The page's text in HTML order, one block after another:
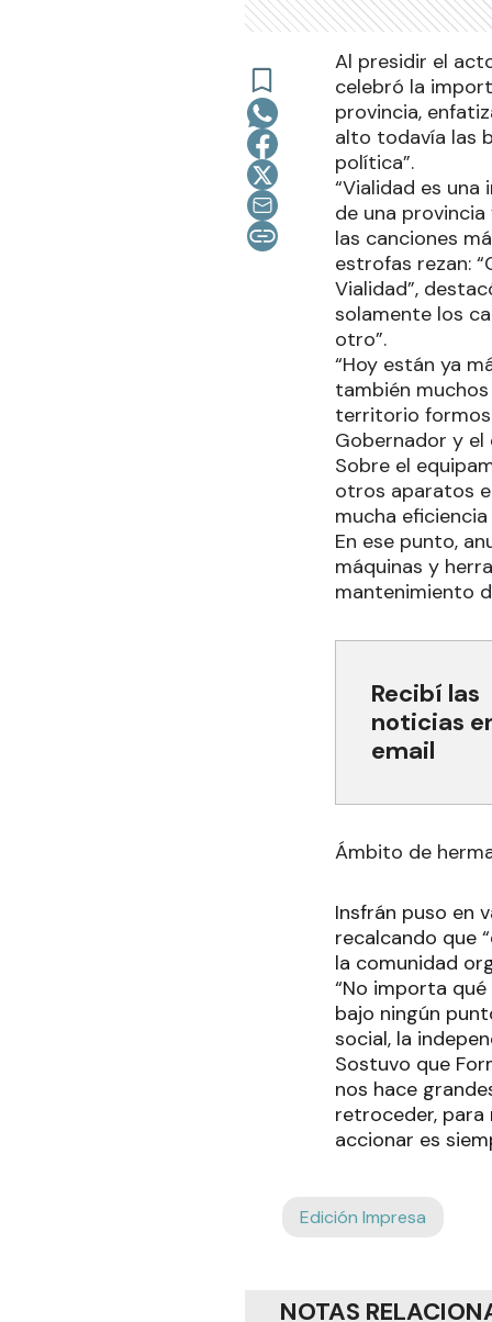
Al presidir el
celebró la
provincia,
alto todavía las
política”.
“Vialidad es
de una
las canciones
estrofas rezan:
Vialidad”,
solamente los
otro”.
“Hoy están ya
también
territorio
Gobernador y
Sobre el
otros aparatos
mucha
En ese punto,
máquinas y
mantenimiento
Recibí las
noticias
email
Ámbito de
Insfrán puso en
recalcando que
la comunidad
“No importa
bajo ningún
social, la
Sostuvo que
nos hace
retroceder, para
accionar es
Edición Impresa
NOTAS